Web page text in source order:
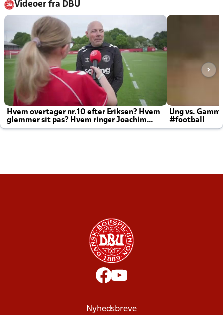
Videoer fra DBU
Hvem overtager nr.10 efter Eriksen? Hvem
glemmer sit pas? Hvem ringer Joachim
altid til efter kampe?
Ung vs.
#football
Nyhedsbreve